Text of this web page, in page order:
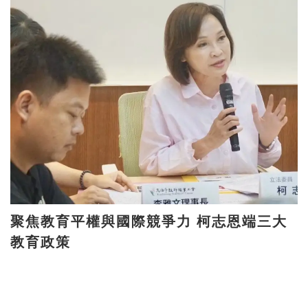
聚焦教育平權與國際競爭力 柯志恩端三大
教育政策